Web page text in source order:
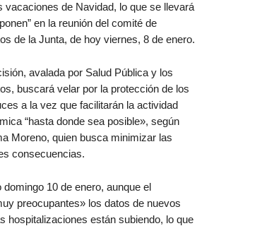
de Navidad, lo que se llevará
en la reunión del comité de
de la Junta, de hoy viernes, 8 de enero.
avalada por Salud Pública y los
buscará velar por la protección de los
a la vez que facilitarán la actividad
“hasta donde sea posible», según
Moreno, quien busca minimizar las
consecuencias.
10 de enero, aunque el
preocupantes» los datos de nuevos
hospitalizaciones están subiendo, lo que